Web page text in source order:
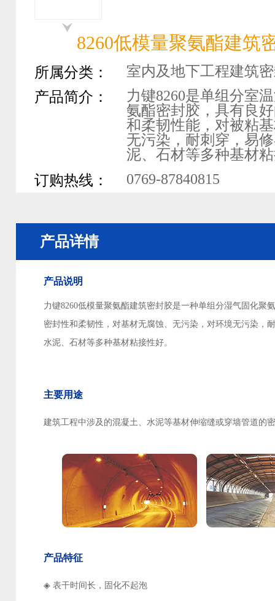
8260低模量聚氨酯建筑
所属分类：
室内及地下工程建筑
产品简介：
力键8260是单组分室
氨酯密封胶，具有良
和柔韧性能，对被粘
无污染，耐刺穿，易
泥、石材等多种基材
订购热线：
0769-87840815
产品详情
产品说明
力键8260低模量聚氨酯建筑密封胶是一种单组分湿气固化聚
密封性和柔韧性，对基材无腐蚀、无污染，对环境无污染，
水泥、石材等多种基材粘接性好。
主要用途
建筑工程中涉及的混凝土、水泥等基材伸缩缝或穿墙管道的
产品特征
◈表干时间长，固化不起泡